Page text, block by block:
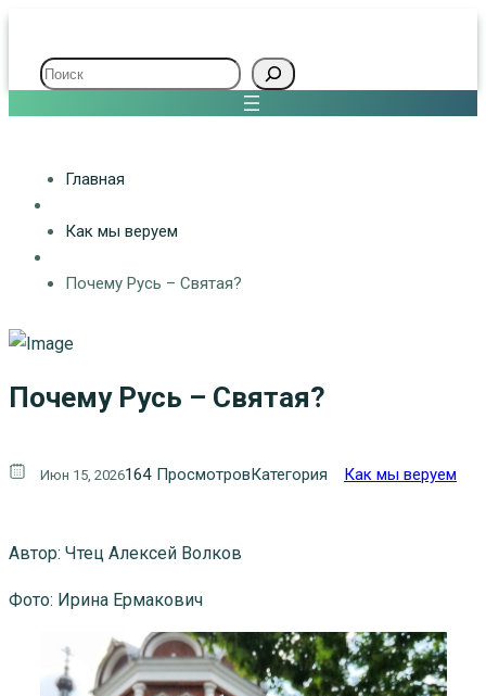
Поиск
Главная
Как мы веруем
Почему Русь – Святая?
Почему Русь – Святая?
Июн 15, 2026164 ПросмотровКатегория Как мы веруем
Автор: Чтец Алексей Волков
Фото: Ирина Ермакович